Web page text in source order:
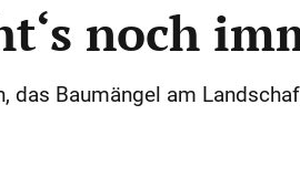
noch
das Baumängel am